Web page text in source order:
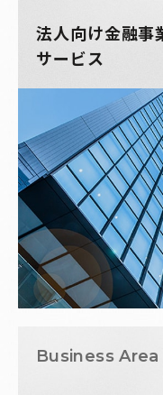
法人向け金融事
サービス
Business Area